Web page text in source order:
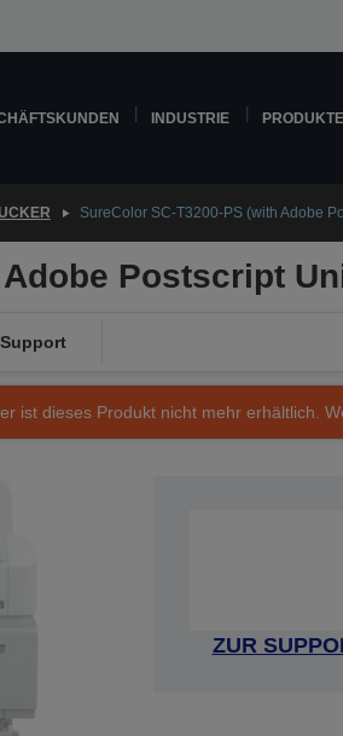
INDUSTRIE PRODUKTE
SureColor SC-T3200-PS (with Adobe
Postscript
Support
ist dieses Produkt nicht mehr erhältlich.
ZUR